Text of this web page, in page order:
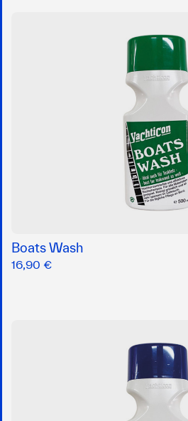
Boats Wash
16,90 €